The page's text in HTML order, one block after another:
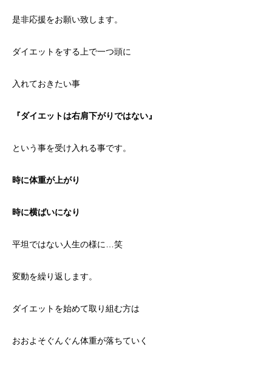
是非応援をお願い致します。
ダイエットをする上で一つ頭に
入れておきたい事
『ダイエットは右肩下がりではない』
という事を受け入れる事です。
時に体重が上がり
時に横ばいになり
平坦ではない人生の様に…笑
変動を繰り返します。
ダイエットを始めて取り組む方は
おおよそぐんぐん体重が落ちていく